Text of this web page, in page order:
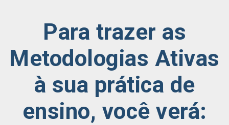
Para trazer as
Metodologias Ativas
à sua prática de
ensino, você verá: